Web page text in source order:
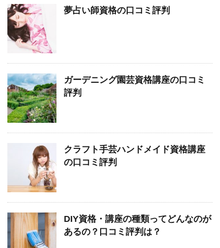
夢占い師資格の口コミ評判
ガーデニング園芸資格講座の口コミ
評判
クラフト手芸ハンドメイド資格講座
の口コミ評判
DIY資格・講座の種類ってどんなのが
あるの？口コミ評判は？